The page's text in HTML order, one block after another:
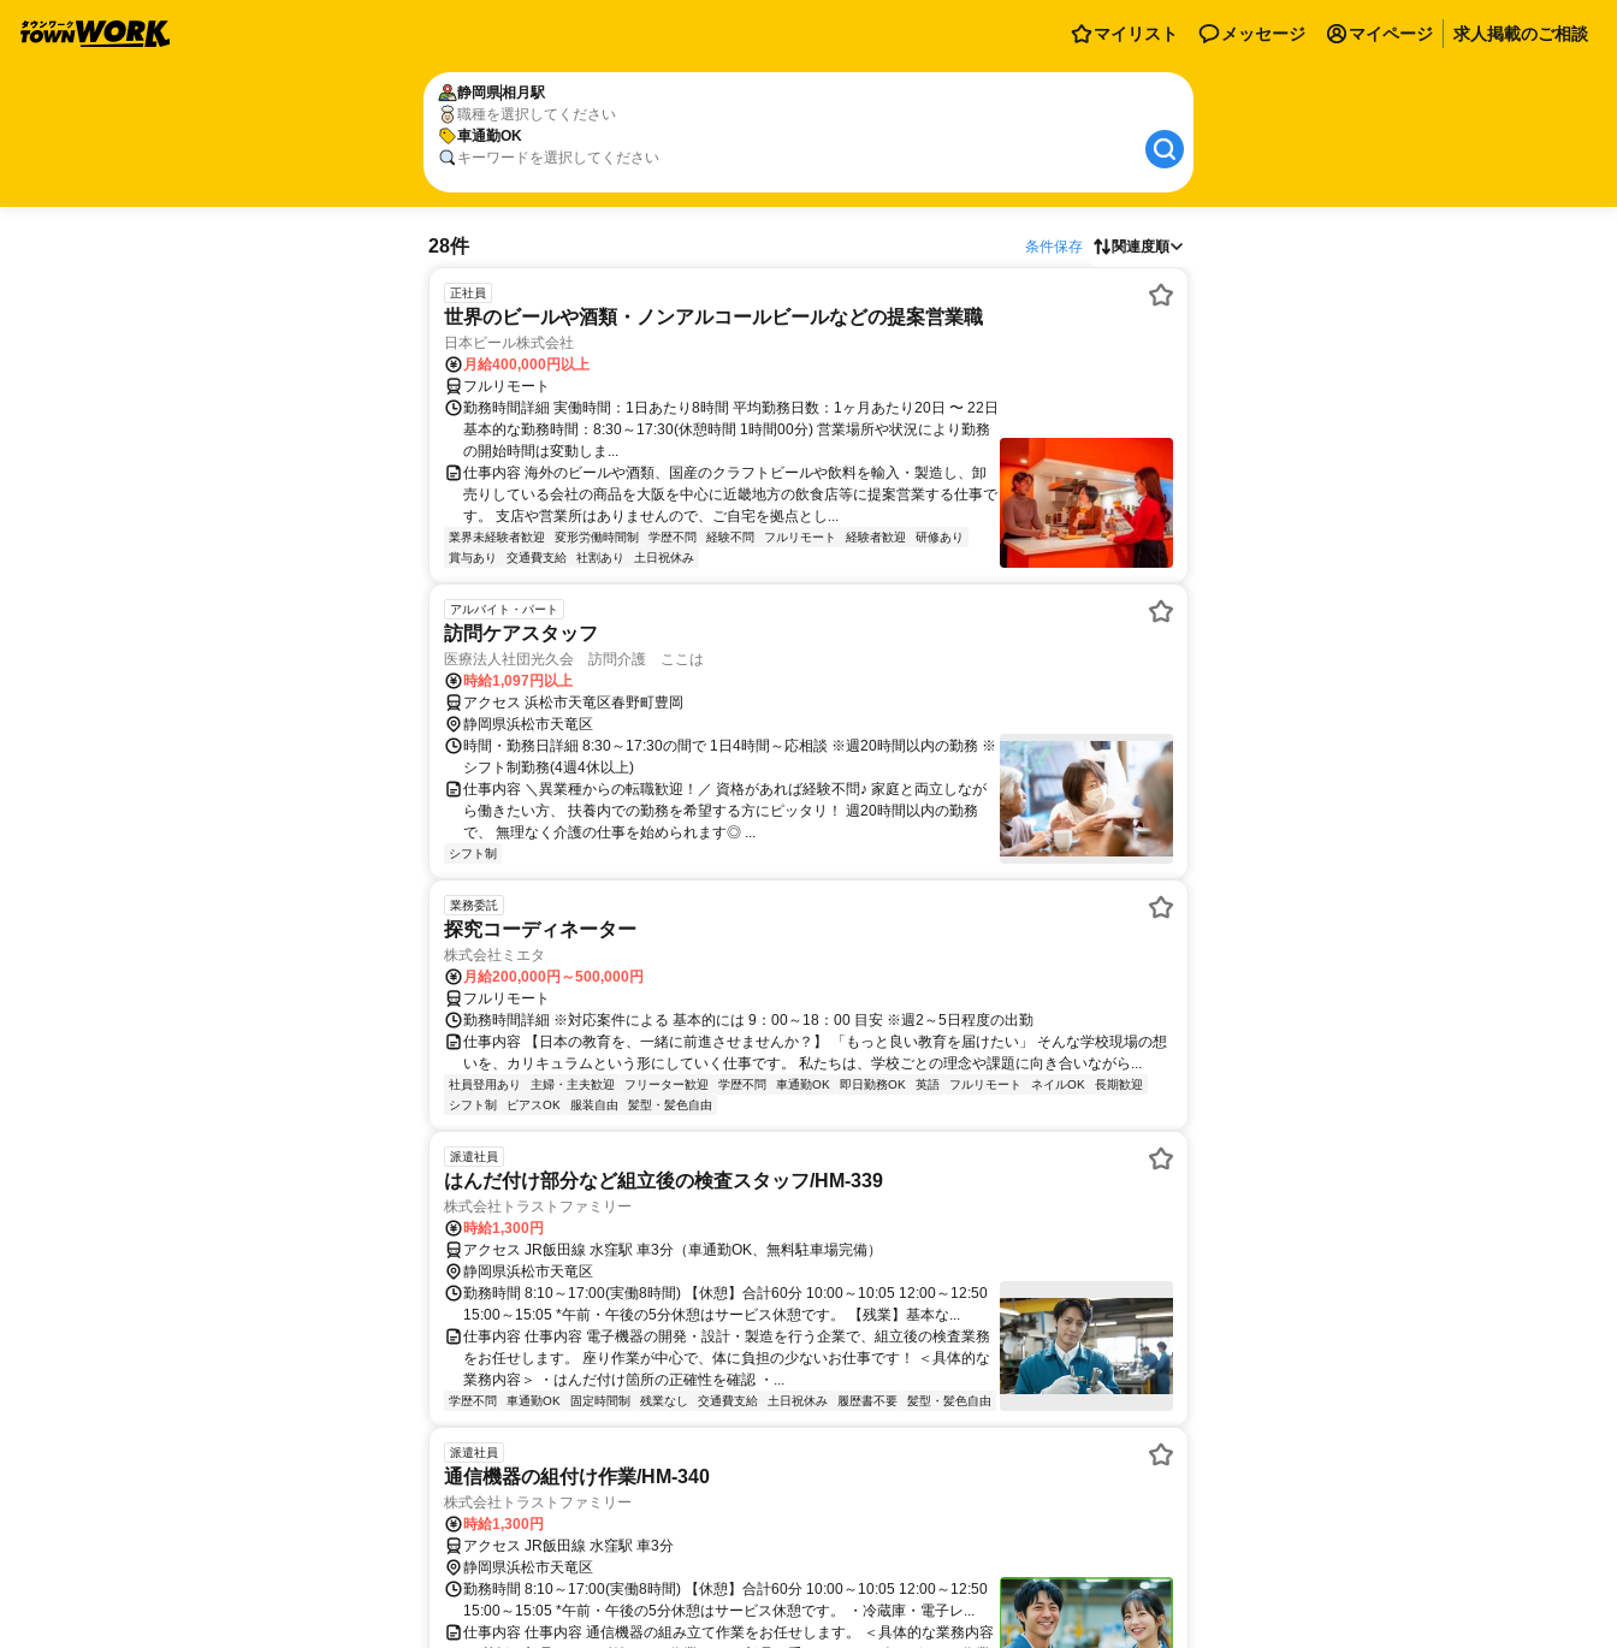
マイリスト メッセージ マイページ 求人掲載のご相談
静岡県相月駅
職種を選択してください
車通勤OK
キーワードを選択してください
28件 条件保存 関連度順
正社員
世界のビールや酒類・ノンアルコールビールなどの提案営業職
日本ビール株式会社
月給400,000円以上
フルリモート
勤務時間詳細 実働時間：1日あたり8時間 平均勤務日数：1ヶ月あたり20日 〜 22日
基本的な勤務時間：8:30～17:30(休憩時間 1時間00分) 営業場所や状況により勤務
の開始時間は変動しま...
仕事内容 海外のビールや酒類、国産のクラフトビールや飲料を輸入・製造し、卸
売りしている会社の商品を大阪を中心に近畿地方の飲食店等に提案営業する仕事で
す。 支店や営業所はありませんので、ご自宅を拠点とし...
業界未経験者歓迎 変形労働時間制 学歴不問 経験不問 フルリモート 経験者歓迎
研修あり
賞与あり
交通費支給 社割あり 土日祝休み
アルバイト・パート
訪問ケアスタッフ
医療法人社団光久会 訪問介護 ここは
時給1,097円以上
アクセス 浜松市天竜区春野町豊岡
静岡県浜松市天竜区
時間・勤務日詳細 8:30～17:30の間で 1日4時間～応相談 ※週20時間以内の勤務 ※
シフト制勤務(4週4休以上)
仕事内容 ＼異業種からの転職歓迎！／ 資格があれば経験不問♪ 家庭と両立しなが
ら働きたい方、 扶養内での勤務を希望する方にピッタリ！ 週20時間以内の勤務
で、 無理なく介護の仕事を始められます◎ ...
シフト制
業務委託
探究コーディネーター
株式会社ミエタ
月給200,000円～500,000円
フルリモート
勤務時間詳細 ※対応案件による 基本的には 9：00～18：00 目安 ※週2～5日程度の出勤
仕事内容 【日本の教育を、一緒に前進させませんか？】 「もっと良い教育を届けたい」 そんな学校現場の想
いを、カリキュラムという形にしていく仕事です。 私たちは、学校ごとの理念や課題に向き合いながら...
社員登用あり 主婦・主夫歓迎 フリーター歓迎 学歴不問 車通勤OK 即日勤務OK 英語 フルリモート ネイルOK
長期歓迎
シフト制
ピアスOK 服装自由 髪型・髪色自由
派遣社員
はんだ付け部分など組立後の検査スタッフ/HM-339
株式会社トラストファミリー
時給1,300円
アクセス JR飯田線 水窪駅 車3分（車通勤OK、無料駐車場完備）
静岡県浜松市天竜区
勤務時間 8:10～17:00(実働8時間) 【休憩】合計60分 10:00～10:05 12:00～12:50
15:00～15:05 *午前・午後の5分休憩はサービス休憩です。 【残業】基本な...
仕事内容 仕事内容 電子機器の開発・設計・製造を行う企業で、組立後の検査業務
をお任せします。 座り作業が中心で、体に負担の少ないお仕事です！ ＜具体的な
業務内容＞ ・はんだ付け箇所の正確性を確認 ・...
学歴不問 車通勤OK 固定時間制 残業なし 交通費支給 土日祝休み 履歴書不要 髪型・髪色自由
派遣社員
通信機器の組付け作業/HM-340
株式会社トラストファミリー
時給1,300円
アクセス JR飯田線 水窪駅 車3分
静岡県浜松市天竜区
勤務時間 8:10～17:00(実働8時間) 【休憩】合計60分 10:00～10:05 12:00～12:50
15:00～15:05 *午前・午後の5分休憩はサービス休憩です。 ・冷蔵庫・電子レ...
仕事内容 仕事内容 通信機器の組み立て作業をお任せします。 ＜具体的な業務内容